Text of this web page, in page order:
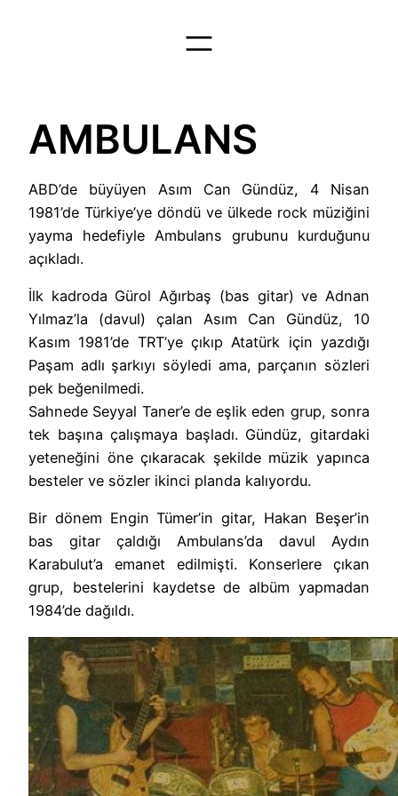
AMBULANS
ABD’de büyüyen Asım Can Gündüz, 4 Nisan
1981’de Türkiye’ye döndü ve ülkede rock müziğini
yayma hedefiyle Ambulans grubunu kurduğunu
açıkladı.
İlk kadroda Gürol Ağırbaş (bas gitar) ve Adnan
Yılmaz’la (davul) çalan Asım Can Gündüz, 10
Kasım 1981’de TRT’ye çıkıp Atatürk için yazdığı
Paşam adlı şarkıyı söyledi ama, parçanın sözleri
pek beğenilmedi.
Sahnede Seyyal Taner’e de eşlik eden grup, sonra
tek başına çalışmaya başladı. Gündüz, gitardaki
yeteneğini öne çıkaracak şekilde müzik yapınca
besteler ve sözler ikinci planda kalıyordu.
Bir dönem Engin Tümer’in gitar, Hakan Beşer’in
bas gitar çaldığı Ambulans’da davul Aydın
Karabulut’a emanet edilmişti. Konserlere çıkan
grup, bestelerini kaydetse de albüm yapmadan
1984’de dağıldı.